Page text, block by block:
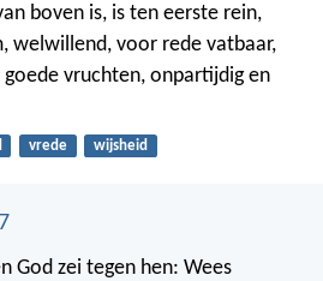
boven is, is ten eerste rein,
welwillend, voor rede vatbaar,
vruchten, onpartijdig en
vrede wijsheid
God zei tegen hen: Wees